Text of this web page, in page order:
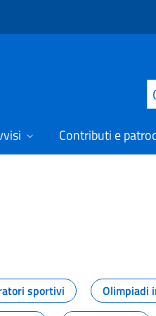
Contributi e
sportivi Olimpiadi